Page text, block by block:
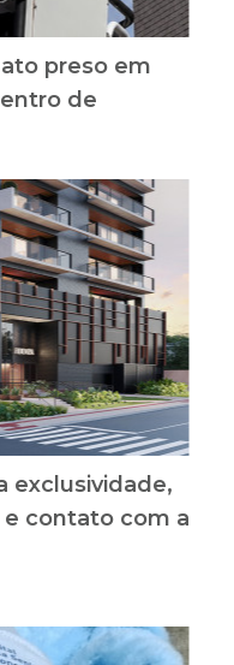
preso em
de
exclusividade,
e contato com a